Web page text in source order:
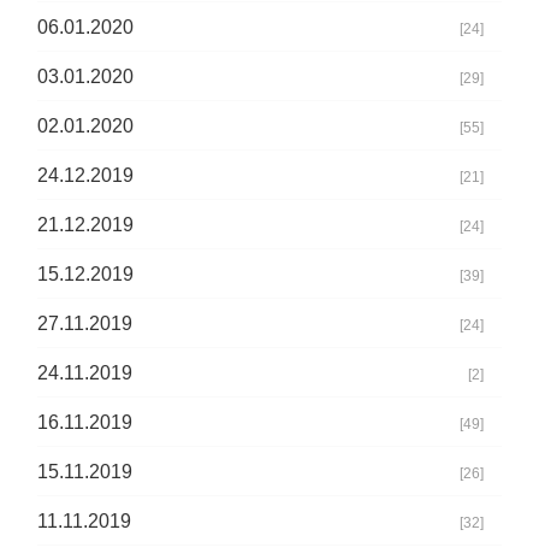
06.01.2020 [24]
03.01.2020 [29]
02.01.2020 [55]
24.12.2019 [21]
21.12.2019 [24]
15.12.2019 [39]
27.11.2019 [24]
24.11.2019 [2]
16.11.2019 [49]
15.11.2019 [26]
11.11.2019 [32]